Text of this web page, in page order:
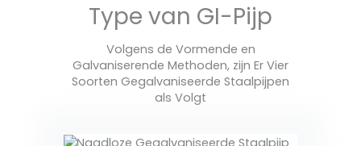
Type van GI-Pijp
Volgens de Vormende en
Galvaniserende Methoden, zijn Er Vier
Soorten Gegalvaniseerde Staalpijpen
als Volgt